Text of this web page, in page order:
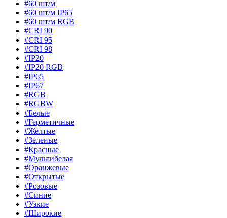
#60 шт/м
#60 шт/м IP65
#60 шт/м RGB
#CRI 90
#CRI 95
#CRI 98
#IP20
#IP20 RGB
#IP65
#IP67
#RGB
#RGBW
#Белые
#Герметичные
#Желтые
#Зеленые
#Красные
#Мультибелая
#Оранжевые
#Открытые
#Розовые
#Синие
#Узкие
#Широкие